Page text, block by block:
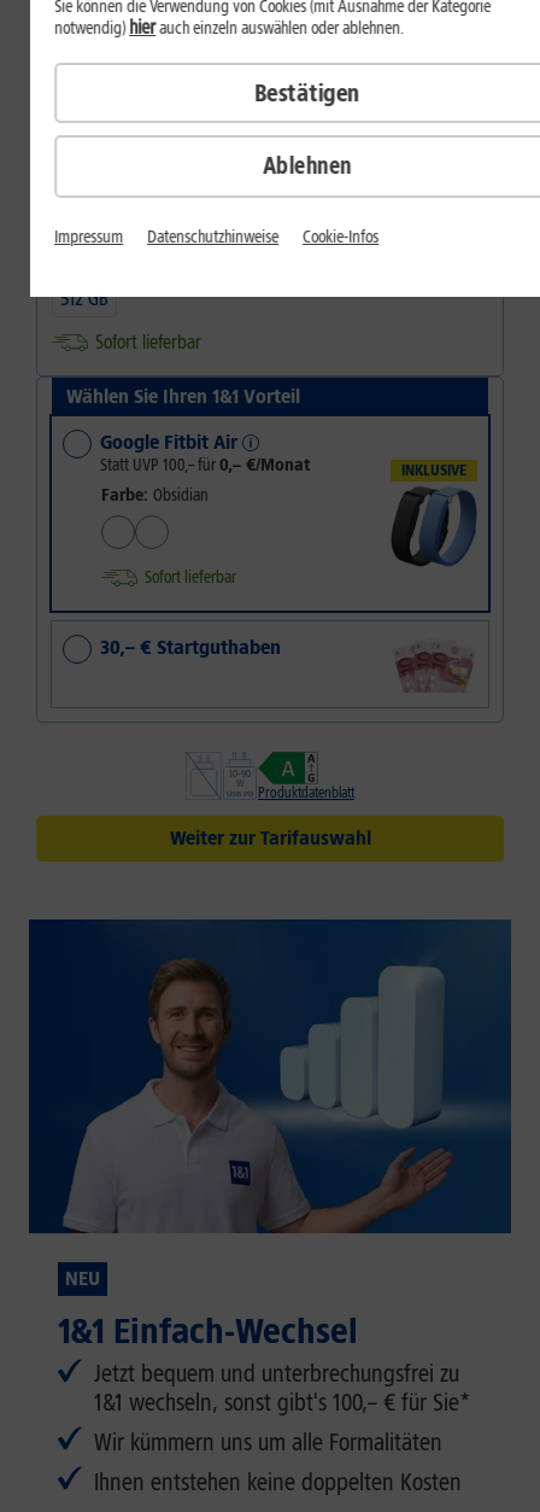
dauerhaft
Farbe:Black
Speicher
512 GB
Sofort lieferbar
Wählen Sie Ihren 1&1 Vorteil
Google Fitbit Air
Statt UVP100,–für0,– €/Monat INKLUSIVE
Farbe: Obsidian
Sofort lieferbar
30,– € Startguthaben
Produktdatenblatt
Weiter zur Tarifauswahl
NEU
1&1 Einfach-Wechsel
Jetzt bequem und unterbrechungsfrei zu
1&1 wechseln, sonst gibt's 100,– € für Sie*
Wir kümmern uns um alle Formalitäten
Ihnen entstehen keine doppelten Kosten
Ablehnen
Sie können die Verwendung von Cookies (mit Ausnahme der Kategorie
notwendig) hierauch einzeln auswählen oder ablehnen.
Bestätigen
Impressum Datenschutzhinweise Cookie-Infos